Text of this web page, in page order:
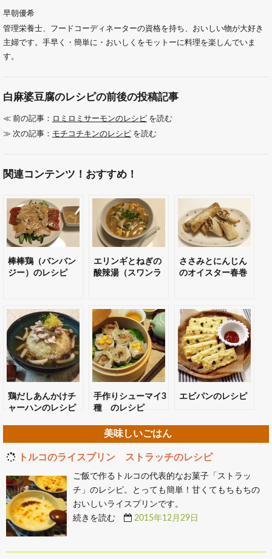
早朝優希
管理栄養士、フードコーディネーターの資格を持ち、おいしい物が大好き
主婦です。手早く・簡単に・おいしくをモットーに料理を楽しんでいま
す。
白麻婆豆腐のレシピの前後の投稿記事
≪ 前の記事： ロミロミサーモンのレシピ を読む
≫ 次の記事： モチコチキンのレシピ を読む
関連コンテンツ！おすすめ！
棒棒鶏（バンバン
ジー）のレシピ
エリンギとねぎの
酸辣湯（スワンラ
ささみとにんじん
のオイスター春巻
鶏だしあんかけチ
ャーハンのレシピ
手作りシューマイ3
種 のレシピ
エビパンのレシピ
美味しいごはん
トルコのライスプリン ストラッチのレシピ
ご飯で作るトルコの代表的なお菓子「ストラッ
チ」のレシピ。とっても簡単！甘くてもちもちの
おいしいライスプリンです。
続きを読む
2015年12月29日